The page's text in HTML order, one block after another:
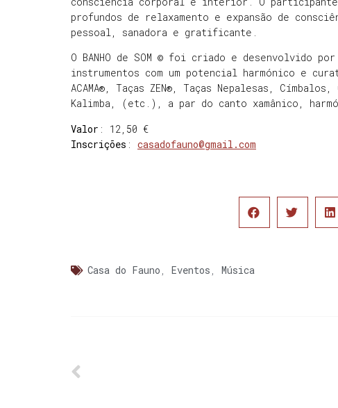
profundos de relaxamento e expansão de
pessoal, sanadora e gratificante.
O BANHO de SOM © foi criado e desenvolvido
instrumentos com um potencial harmónico e
ACAMA®, Taças ZEN®, Taças Nepalesas,
Kalimba, (etc.), a par do canto xamânico,
Valor : 12,50 €
Inscrições : casadofauno@gmail.com
Casa do Fauno , Eventos , Música